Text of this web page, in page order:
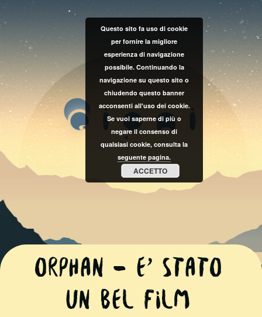
Orphan – E’ stato
un bel film
Questo sito fa uso di cookie
per fornire la migliore
esperienza di navigazione
possibile. Continuando la
navigazione su questo sito o
chiudendo questo banner
acconsenti all'uso dei cookie.
Se vuoi saperne di più o
negare il consenso di
qualsiasi cookie, consulta la
seguente pagina.
ACCETTO